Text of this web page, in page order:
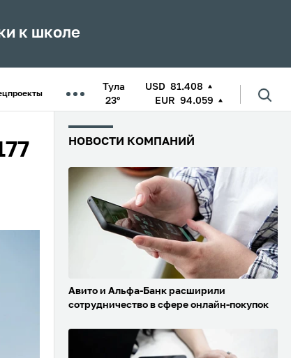
к школе
Тула
23°
USD 81.408
EUR 94.059
НОВОСТИ КОМПАНИЙ
Авито и Альфа-Банк расширили
сотрудничество в сфере онлайн-покупок